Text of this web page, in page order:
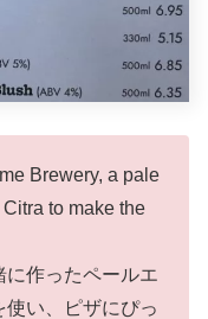
Brewery, a pale
to make the
に作ったペールエ
い、ピザにぴっ